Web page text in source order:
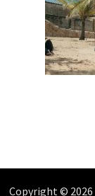
Copyright © 2026